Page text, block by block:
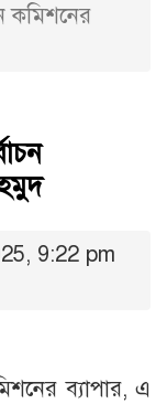
কমিশনের
9:22 pm
ব্যাপার, এ